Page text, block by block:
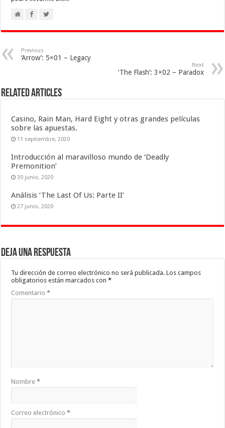
Previous
‘Arrow’: 5×01 – Legacy
Next
‘The Flash’: 3×02 – Paradox
Related Articles
Casino, Rain Man, Hard Eight y otras grandes películas
sobre las apuestas.
11 septiembre, 2020
Introducción al maravilloso mundo de ‘Deadly
Premonition’
30 junio, 2020
Análisis ‘The Last Of Us: Parte II’
27 junio, 2020
Deja una respuesta
Tu dirección de correo electrónico no será publicada. Los campos
obligatorios están marcados con*
Comentario*
Nombre*
Correo electrónico*